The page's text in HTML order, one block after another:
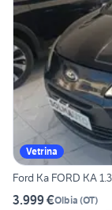
Vetrina
Ford Ka FORD KA
3.999 €Olbia (OT)